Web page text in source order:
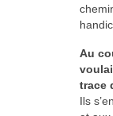
Au
trace
Ils